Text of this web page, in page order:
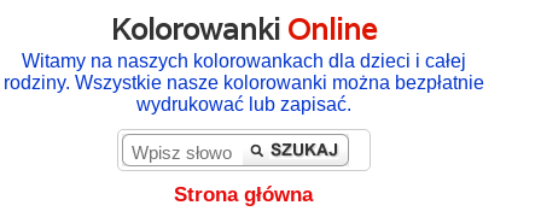
Kolorowanki Online
Witamy na naszych kolorowankach dla dzieci i całej
rodziny. Wszystkie nasze kolorowanki można bezpłatnie
wydrukować lub zapisać.
Strona główna